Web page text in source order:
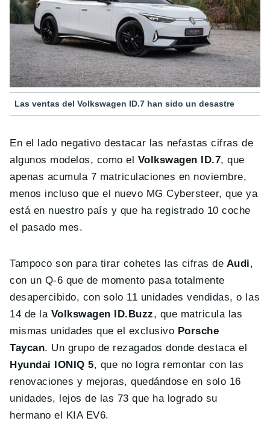
Las ventas del Volkswagen ID.7 han sido un desastre
En el lado negativo destacar las nefastas cifras de
algunos modelos, como el Volkswagen ID.7, que
apenas acumula 7 matriculaciones en noviembre,
menos incluso que el nuevo MG Cybersteer, que ya
está en nuestro país y que ha registrado 10 coche
el pasado mes.
Tampoco son para tirar cohetes las cifras de Audi,
con un Q-6 que de momento pasa totalmente
desapercibido, con solo 11 unidades vendidas, o las
14 de la Volkswagen ID.Buzz, que matricula las
mismas unidades que el exclusivo Porsche
Taycan. Un grupo de rezagados donde destaca el
Hyundai IONIQ 5, que no logra remontar con las
renovaciones y mejoras, quedándose en solo 16
unidades, lejos de las 73 que ha logrado su
hermano el KIA EV6.